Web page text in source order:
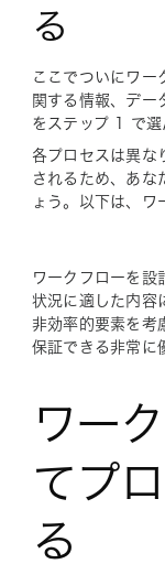
る
ここでついにワー
関する情報、デー
をステップ 1 で選
各プロセスは異な
されるため、あな
ょう。以下は、ワ
ワークフローを設
状況に適した内容
非効率的要素を考
保証できる非常に
ワー
てプ
る